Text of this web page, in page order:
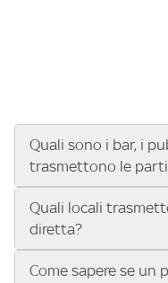
Quali sono i bar, i
trasmettono le
Se cerchi un bar, pub,
vedere le partite di Serie
UEFA Champions
Conference League, il
Quali locali
diretta?
Vuoi sapere quali bar,
Come sapere se